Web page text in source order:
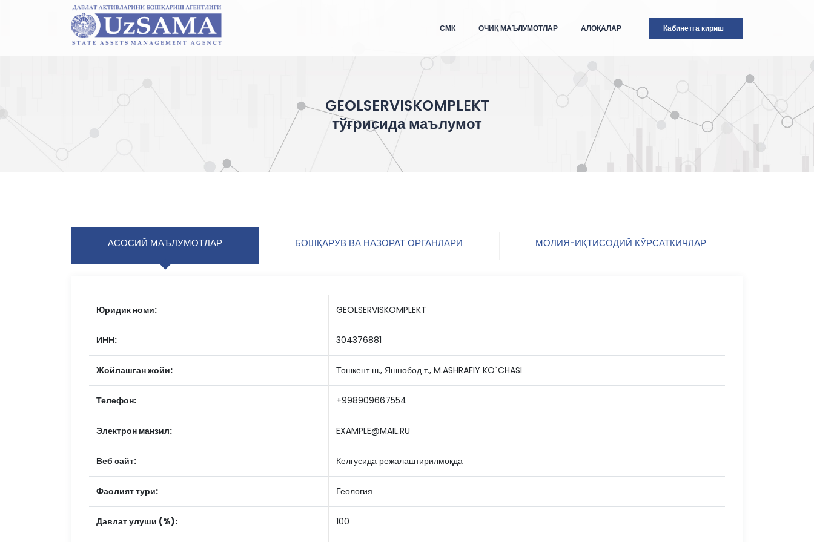
Кабинетга кириш
СМК ОЧИҚ МАЪЛУМОТЛАР АЛОҚАЛАР
GEOLSERVISKOMPLEKT
тўғрисида маълумот
АСОСИЙ МАЪЛУМОТЛАР БОШҚАРУВ ВА НАЗОРАТ ОРГАНЛАРИ МОЛИЯ-ИҚТИСОДИЙ КЎРСАТКИЧЛАР
Юридик номи: GEOLSERVISKOMPLEKT
ИНН: 304376881
Жойлашган жойи: Тошкент ш., Яшнобод т., M.ASHRAFIY KO`CHASI
Телефон: +998909667554
Электрон манзил: EXAMPLE@MAIL.RU
Веб сайт: Келгусида режалаштирилмоқда
Фаолият тури: Геология
Давлат улуши (%): 100